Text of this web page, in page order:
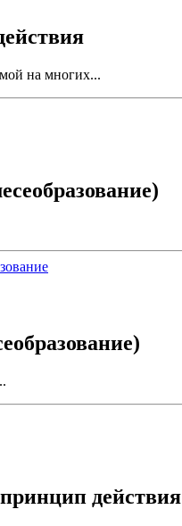
на многих...
действия